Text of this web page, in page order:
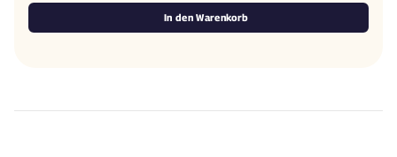
In den Warenkorb